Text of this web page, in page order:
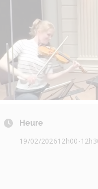
Heure
19/02/202612h00-